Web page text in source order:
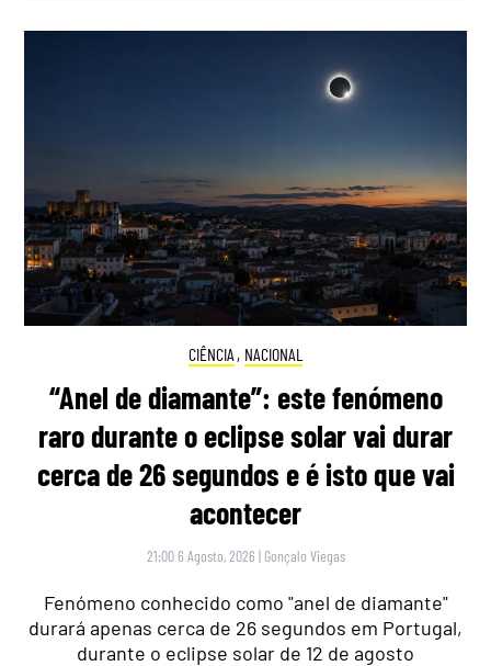
CIÊNCIA , NACIONAL
“Anel de diamante”: este fenómeno
raro durante o eclipse solar vai durar
cerca de 26 segundos e é isto que vai
acontecer
21:00 6 Agosto, 2026 | Gonçalo Viegas
Fenómeno conhecido como "anel de diamante"
durará apenas cerca de 26 segundos em Portugal,
durante o eclipse solar de 12 de agosto